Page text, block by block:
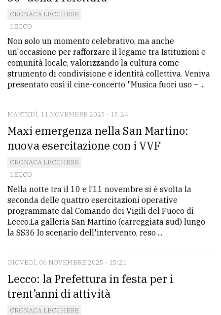
CRONACA LECCHESE
LECCO
Non solo un momento celebrativo, ma anche
un'occasione per rafforzare il legame tra Istituzioni e
comunità locale, valorizzando la cultura come
strumento di condivisione e identità collettiva. Veniva
presentato così il cine-concerto "Musica fuori uso – ...
MARTEDÌ, 11 NOVEMBRE 2025 - 15:24
Maxi emergenza nella San Martino:
nuova esercitazione con i VVF
CRONACA LECCHESE
LECCO
Nella notte tra il 10 e l’11 novembre si è svolta la
seconda delle quattro esercitazioni operative
programmate dal Comando dei Vigili del Fuoco di
Lecco.La galleria San Martino (carreggiata sud) lungo
la SS36 lo scenario dell'intervento, reso ...
GIOVEDÌ, 06 NOVEMBRE 2025 - 15:21
Lecco: la Prefettura in festa per i
trent’anni di attività
CRONACA LECCHESE